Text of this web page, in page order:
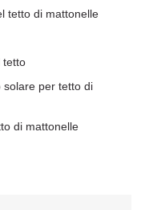
tetto di mattonelle
tetto
solare per tetto di
di mattonelle